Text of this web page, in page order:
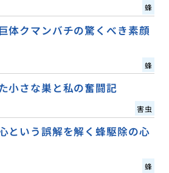
蜂
体クマンバチの驚くべき素顔
蜂
小さな巣と私の奮闘記
害虫
という誤解を解く蜂駆除の心
蜂